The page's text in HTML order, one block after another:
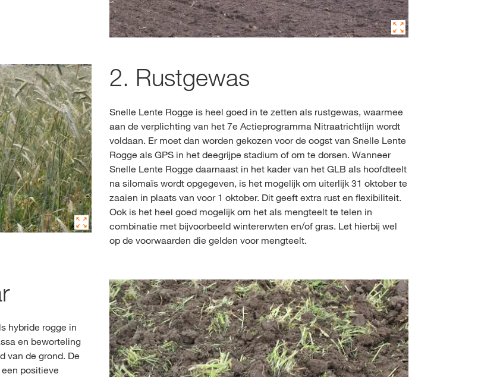
2. Rustgewas
Snelle Lente Rogge is heel goed in te zetten als rustgewas, waarmee
aan de verplichting van het 7e Actieprogramma Nitraatrichtlijn wordt
voldaan. Er moet dan worden gekozen voor de oogst van Snelle Lente
Rogge als GPS in het deegrijpe stadium of om te dorsen. Wanneer
Snelle Lente Rogge daarnaast in het kader van het GLB als hoofdteelt
na silomaïs wordt opgegeven, is het mogelijk om uiterlijk 31 oktober te
zaaien in plaats van voor 1 oktober. Dit geeft extra rust en flexibiliteit.
Ook is het heel goed mogelijk om het als mengteelt te telen in
combinatie met bijvoorbeeld wintererwten en/of gras. Let hierbij wel
op de voorwaarden die gelden voor mengteelt.
hybride rogge in
en beworteling
van de grond. De
positieve